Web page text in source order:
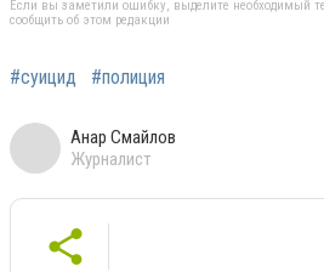
Если вы заметили ошибку, выделите необходимый
сообщить об этом редакции
#суицид #полиция
Анар Смайлов
Журналист